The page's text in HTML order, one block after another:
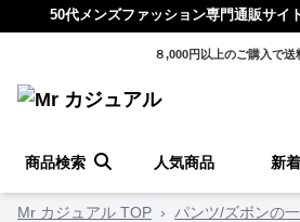
50代メンズファッション専門通販サイ
８,000円以上のご購入で送
商品検索 人気商品 新
Mr カジュアル TOP › パンツ/ズボンの